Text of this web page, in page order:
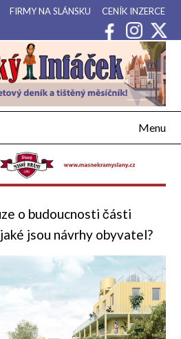
FIRMY NA SLÁNSKU
CENÍK INZERCE
Infáček
měsíčník pro Slánsko, Kladensko
a Lounsko.
Menu
o budoucnosti části
jsou návrhy obyvatel?